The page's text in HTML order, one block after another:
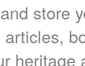
store
articles,
heritage